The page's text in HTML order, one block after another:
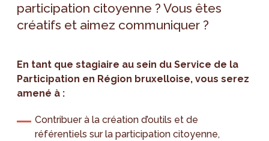
participation citoyenne ? Vous êtes
créatifs et aimez communiquer ?
En tant que stagiaire au sein du Service de la
Participation en Région bruxelloise, vous serez
amené à :
Contribuer à la création d’outils et de
référentiels sur la participation citoyenne,